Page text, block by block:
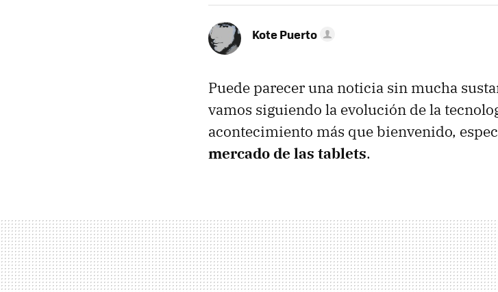
Kote Puerto
Puede parecer una noticia sin mucha
vamos siguiendo la evolución de la
acontecimiento más que bienvenido,
mercado de las tablets.